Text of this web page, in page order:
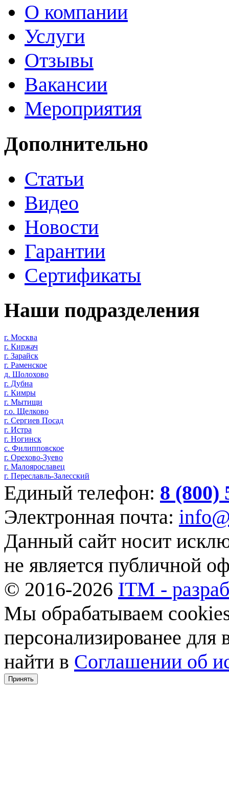
О компании
Услуги
Отзывы
Вакансии
Мероприятия
Дополнительно
Статьи
Видео
Новости
Гарантии
Сертификаты
Наши подразделения
г. Москва
г. Киржач
г. Зарайск
г. Раменское
д. Шолохово
г. Дубна
г. Кимры
г. Мытищи
г.о. Щелково
г. Сергиев Посад
г. Истра
г. Ногинск
с. Филипповское
г. Орехово-Зуево
г. Малоярославец
г. Переславль-Залесский
Единый телефон: 8 (800)
Электронная почта:
Данный сайт носит
не является публичной
© 2016-2026 ITM -
Мы обрабатываем
персонализированее
найти в Соглашении об
Принять